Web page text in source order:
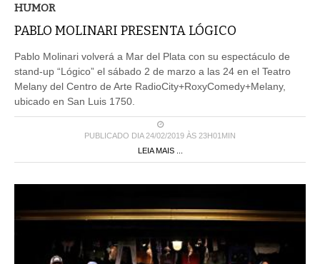
HUMOR
PABLO MOLINARI PRESENTA LÓGICO
Pablo Molinari volverá a Mar del Plata con su espectáculo de
stand-up “Lógico” el sábado 2 de marzo a las 24 en el Teatro
Melany del Centro de Arte RadioCity+RoxyComedy+Melany,
ubicado en San Luis 1750.
PUBLICADO DIA 24/02/2019 ÀS 23H01MIN
LEIA MAIS ...